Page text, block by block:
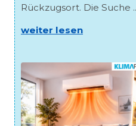
Rückzugsort. Die Suche
weiter lesen